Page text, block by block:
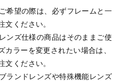
希望の際は、必ずフレームと一
文ください。
ンズ仕様の商品はそのままご使
カラーを変更されたい場合は、
文ください。
ランドレンズや特殊機能レンズ